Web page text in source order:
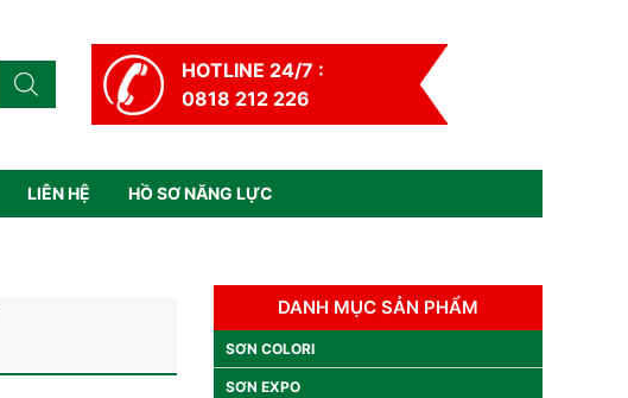
HOTLINE 24/7 :
0818 212 226
LIÊN HỆ HỒ SƠ NĂNG LỰC
DANH MỤC SẢN PHẨM
SƠN COLORI
SƠN EXPO